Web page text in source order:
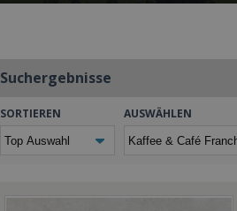
Suchergebnisse
SORTIEREN AUSWÄHLEN